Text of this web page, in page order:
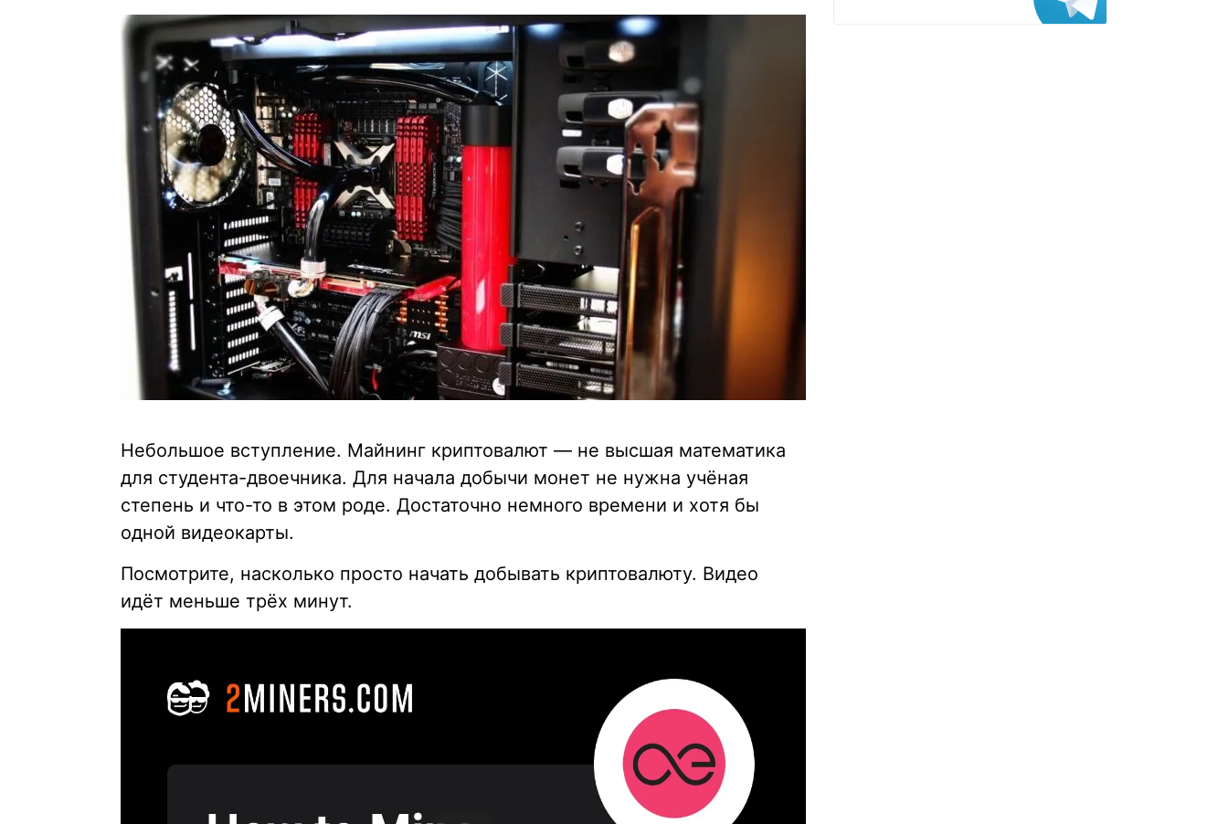
Небольшое вступление. Майнинг криптовалют — не высшая математика
для студента-двоечника. Для начала добычи монет не нужна учёная
степень и что-то в этом роде. Достаточно немного времени и хотя бы
одной видеокарты.
Посмотрите, насколько просто начать добывать криптовалюту. Видео
идёт меньше трёх минут.